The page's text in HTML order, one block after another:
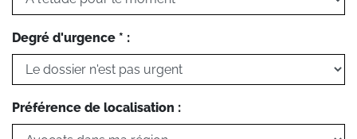
Degré d'urgence * :
Préférence de localisation :